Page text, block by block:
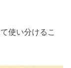
使い分けるこ